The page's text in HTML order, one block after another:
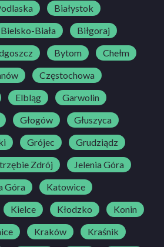
Białystok
Bielsko-Biała
Biłgoraj
Bytom
Chełm
Częstochowa
Elbląg
Garwolin
Głogów
Głuszyca
Grójec
Grudziądz
Zdrój
Jelenia Góra
Góra
Katowice
Kielce Kłodzko
Konin
Kraków
Kraśnik